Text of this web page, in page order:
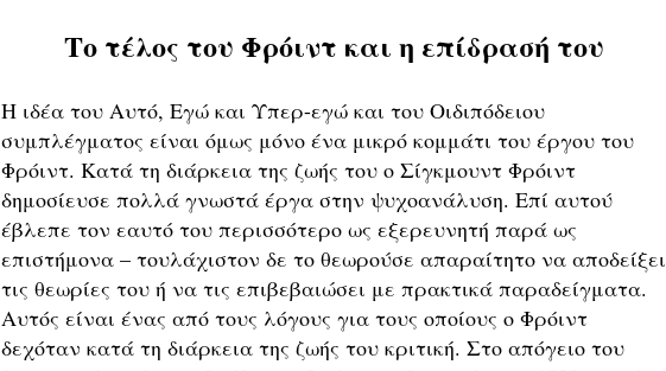
Το τέλος του Φρόιντ και η επίδρασή του
Η ιδέα του Αυτό, Εγώ και Υπερ-εγώ και του Οιδιπόδειου
συμπλέγματος είναι όμως μόνο ένα μικρό κομμάτι του έργου του
Φρόιντ. Κατά τη διάρκεια της ζωής του ο Σίγκμουντ Φρόιντ
δημοσίευσε πολλά γνωστά έργα στην ψυχοανάλυση. Επί αυτού
έβλεπε τον εαυτό του περισσότερο ως εξερευνητή παρά ως
επιστήμονα – τουλάχιστον δε το θεωρούσε απαραίτητο να αποδείξει
τις θεωρίες του ή να τις επιβεβαιώσει με πρακτικά παραδείγματα.
Αυτός είναι ένας από τους λόγους για τους οποίους ο Φρόιντ
δεχόταν κατά τη διάρκεια της ζωής του κριτική. Στο απόγειο του